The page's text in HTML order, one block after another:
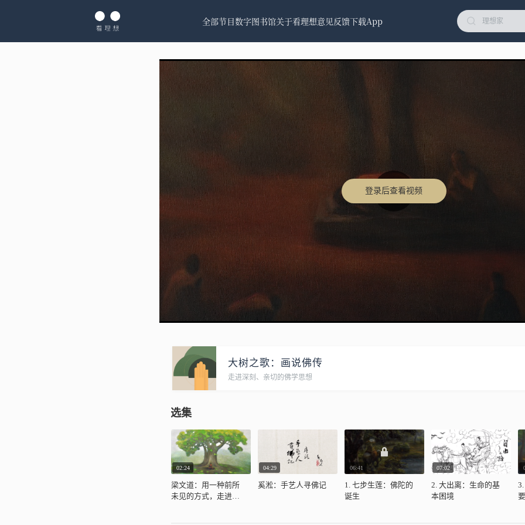
全部节目数字图书馆关于看理想意见反馈下载App
登录后查看视频
大树之歌：画说佛传
走进深刻、亲切的佛学思想
选集
02:24
梁文道：用一种前所
未见的方式，走进佛
04:29
奚淞：手艺人寻佛记
06:41
1. 七步生莲：佛陀的
诞生
07:02
2. 大出离：生命的基
本困境